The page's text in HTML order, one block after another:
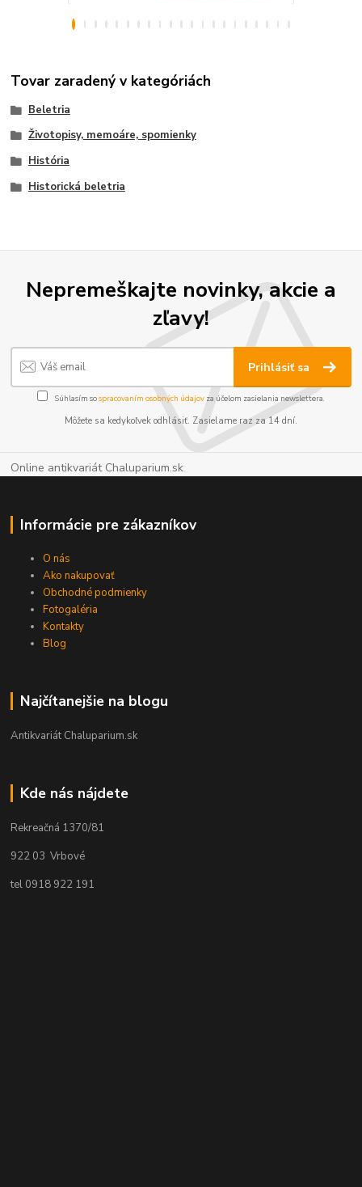
Tovar zaradený v kategóriách
Beletria
Životopisy, memoáre, spomienky
História
Historická beletria
Nepremeškajte novinky, akcie a
zľavy!
Prihlásiť sa
Súhlasím sospracovaním osobných údajov za účelom zasielania newslettera.
Môžete sa kedykoľvek odhlásiť. Zasielame raz za 14 dní.
Online antikvariát Chaluparium.sk
Informácie pre zákazníkov
O nás
Ako nakupovať
Obchodné podmienky
Fotogaléria
Kontakty
Blog
Najčítanejšie na blogu
Antikvariát Chaluparium.sk
Kde nás nájdete
Rekreačná 1370/81
922 03 Vrbové
tel 0918 922 191